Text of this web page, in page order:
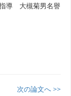
導 大槻菊男名譽
次の論文へ >>